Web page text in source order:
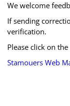
We welcome
If sending
verification.
Please click on
Stamouers Web